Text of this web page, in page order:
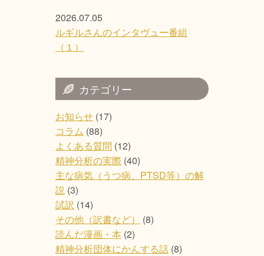
2026.07.05
ルギルさんのインタヴュー番組
（１）
カテゴリー
お知らせ (17)
コラム (88)
よくある質問 (12)
精神分析の実際 (40)
主な病気（うつ病、PTSD等）の解
説 (3)
試訳 (14)
その他（訳書など）
(8)
読んだ漫画・本 (2)
精神分析団体にかんする話 (8)